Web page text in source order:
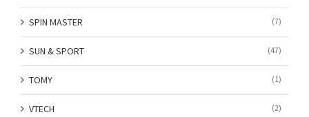
SPIN MASTER (7)
SUN & SPORT (47)
TOMY (1)
VTECH (2)